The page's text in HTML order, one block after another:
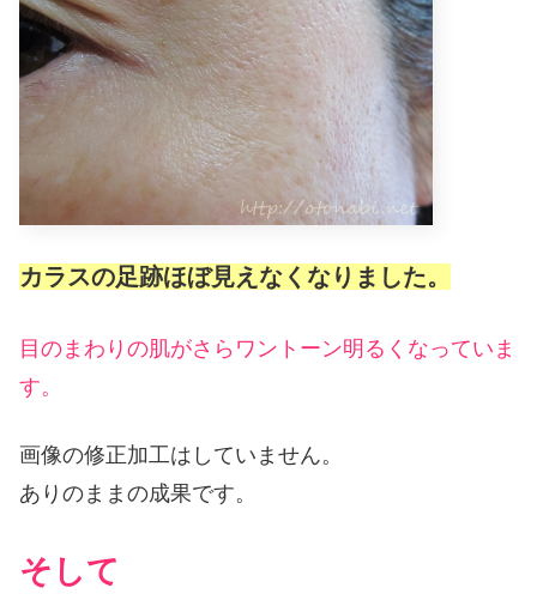
カラスの足跡ほぼ見えなくなりました。
目のまわりの肌がさらワントーン明るくなっていま
す。
画像の修正加工はしていません。
ありのままの成果です。
そして